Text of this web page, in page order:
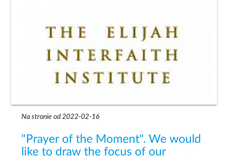
Na stronie od 2022-02-16
"Prayer of the Moment". We would
like to draw the focus of our